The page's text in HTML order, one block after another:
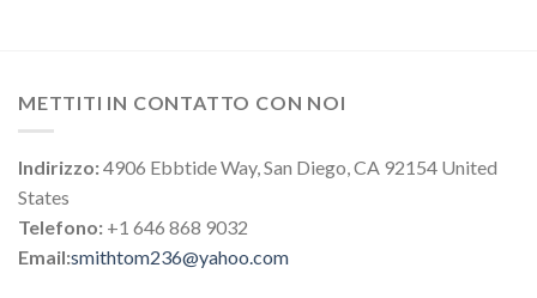
METTITI IN CONTATTO CON NOI
Indirizzo:4906 Ebbtide Way, San Diego, CA 92154 United
States
Telefono: +1 646 868 9032
Email:smithtom236@yahoo.com